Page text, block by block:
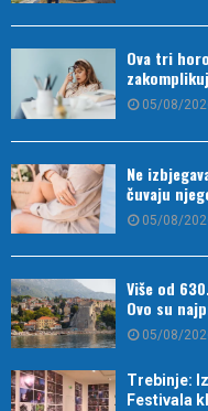
Ova tri
05/08/
Ne
čuvaju
05/08/
Više od
Ovo su
05/08/
Trebinje:
Festivala